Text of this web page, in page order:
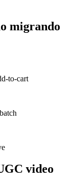
migrando
to-cart
video